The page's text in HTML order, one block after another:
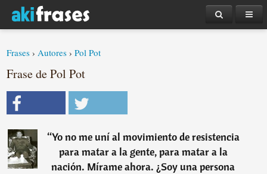
Frases ›Autores ›Pol Pot
Frase de Pol Pot
“Yo no me uní al movimiento de resistencia
para matar a la gente, para matar a la
nación. Mírame ahora. ¿Soy una persona